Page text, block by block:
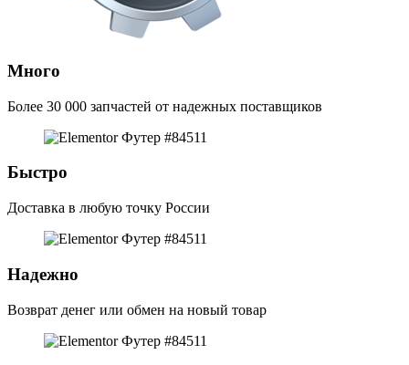
Много
Более 30 000 запчастей от надежных поставщиков
Быстро
Доставка в любую точку России
Надежно
Возврат денег или обмен на новый товар